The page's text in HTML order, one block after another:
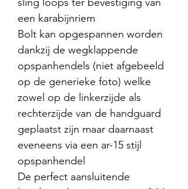
een karabijnriem
Bolt kan opgespannen worden
dankzij de wegklappende
opspanhendels (niet afgebeeld
op de generieke foto) welke
zowel op de linkerzijde als
rechterzijde van de handguard
geplaatst zijn maar daarnaast
eveneens via een ar-15 stijl
opspanhendel
De perfect aansluitende